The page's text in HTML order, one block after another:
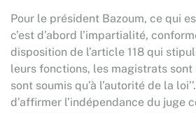
Pour le président Bazoum, ce qui
c’est d’abord l’impartialité,
disposition de l’article 118 qui
leurs fonctions, les magistrats
sont soumis qu’à l’autorité de la
d’affirmer l’indépendance du juge